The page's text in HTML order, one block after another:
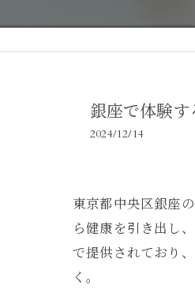
銀座で体験
2024/12/14
東京都中央区銀座
ら健康を引き出し
で提供されており
く。